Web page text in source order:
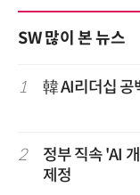
SW 많이 본 뉴스
1 韓 AI리더십
2
정부 직속 'AI
제정